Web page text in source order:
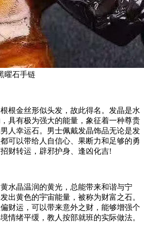
曜石手链
根金丝形似头发，故此得名。发晶是水
具有极为强大的能量，象征着一种尊贵
人幸运石。男士佩戴发晶饰品无论是发
可以带给人自信心、果断力和足够的勇
财转运，辟邪护身、逢凶化吉!
水晶温润的黄光，总能带来和谐与宁
出黄色的宇宙能量，被称为财富之石。
财运，可以带来意外之财，能够增强个
情绪平缓，教人按部就班的实际做法。